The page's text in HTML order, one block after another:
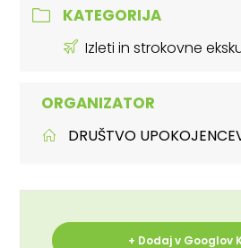
KATEGORIJA
Izleti in strokovne
ORGANIZATOR
DRUŠTVO
+ Dodaj v Googlov